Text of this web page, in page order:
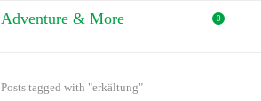
0
Posts tagged with "erkältung"